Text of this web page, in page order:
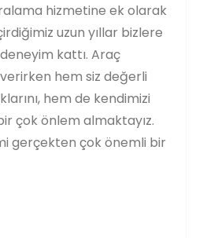
hizmetine ek olarak
uzun yıllar bizlere
kattı. Araç
hem siz değerli
hem de kendimizi
çok önlem almaktayız.
gerçekten çok önemli bir